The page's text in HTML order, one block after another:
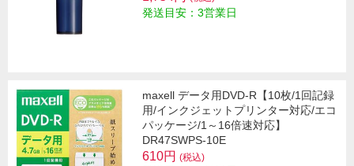
発送目安：3営業日
maxell データ用DVD-R【10枚/1回記録
用/インクジェットプリンター対応/エコ
パッケージ/1～16倍速対応】
DR47SWPS-10E
610円 (税込)